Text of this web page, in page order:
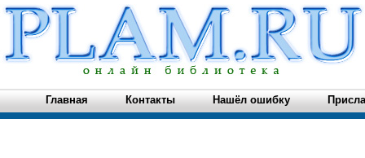
Главная Контакты Нашёл ошибку